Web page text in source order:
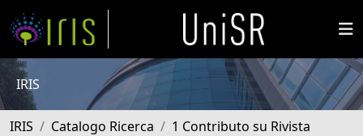
IRIS
IRIS Catalogo Ricerca
1 Contributo su Rivista